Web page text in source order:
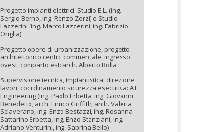
Progetto impianti elettrici: Studio E.L. (ing.
Sergio Berno, ing. Renzo Zorzi) e Studio
Lazzerini (ing. Marco Lazzerini, ing. Fabrizio
Origlia)
Progetto opere di urbanizzazione, progetto
architettonico centro commerciale, ingresso
ovest, comparto est: arch. Alberto Rolla
Supervisione tecnica, impiantistica, direzione
lavori, coordinamento sicurezza esecutiva: AT
Engineering (ing. Paolo Erbetta, ing. Giovanni
Benedetto, arch. Enrico Griffith, arch. Valeria
Sclaverano, ing. Enzo Bestazzi, ing. Rosanna
Sattarino Erbetta, ing. Enzo Stanziani, ing.
Adriano Venturini, ing. Sabrina Bello)